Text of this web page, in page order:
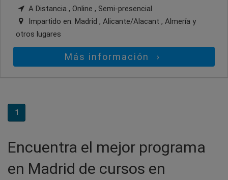
A Distancia , Online , Semi-presencial
Impartido en: Madrid , Alicante/Alacant , Almería y
otros lugares
Más información
1
Encuentra el mejor programa
en Madrid de cursos en